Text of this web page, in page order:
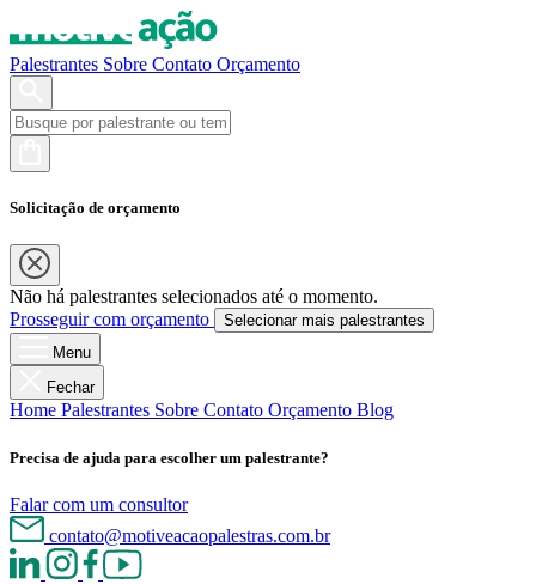
Palestrantes Sobre Contato Orçamento
Solicitação de orçamento
Não há palestrantes selecionados até o momento.
Prosseguir com orçamento
Selecionar mais palestrantes
Menu
Fechar
Home Palestrantes Sobre Contato Orçamento Blog
Precisa de ajuda para escolher um palestrante?
Falar com um consultor
contato@motiveacaopalestras.com.br